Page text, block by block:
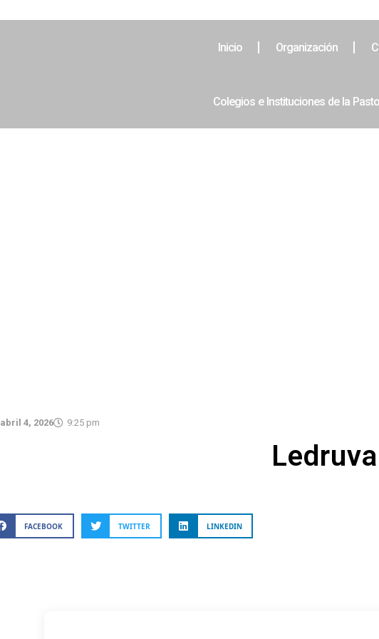
Inicio Organización
Colegios e Instituciones de la
abril 4, 2026 9:25 pm
FACEBOOK TWITTER LINKEDIN